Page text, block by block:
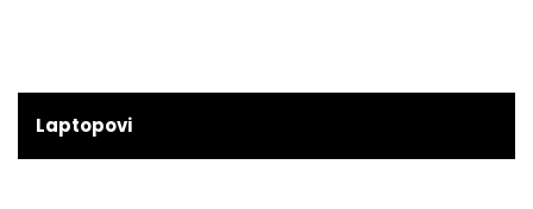
Laptopovi